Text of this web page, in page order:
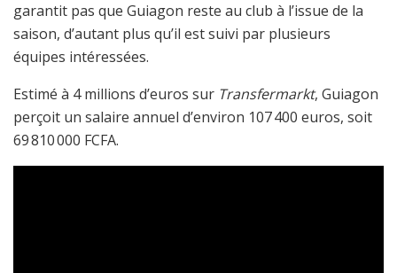
garantit pas que Guiagon reste au club à l’issue de la
saison, d’autant plus qu’il est suivi par plusieurs
équipes intéressées.
Estimé à 4 millions d’euros sur Transfermarkt, Guiagon
perçoit un salaire annuel d’environ 107 400 euros, soit
69 810 000 FCFA.